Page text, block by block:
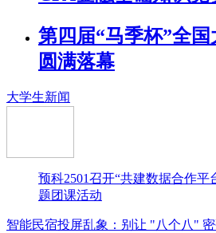
第四届“马季杯”全
圆满落幕
大学生新闻
预科2501召开“共建数据合作平
题团课活动
智能民宿投屏乱象：别让 "八个八"